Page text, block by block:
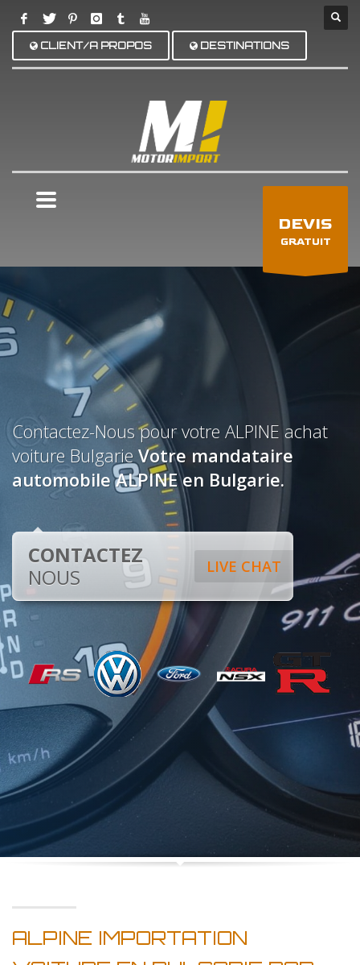
CLIENT/A PROPOS DESTINATIONS
DEVIS
GRATUIT
Contactez-Nous pour votre ALPINE achat
voiture BulgarieVotre mandataire
automobile ALPINE en Bulgarie.
LIVE CHAT
CONTACTEZ
NOUS
ALPINE IMPORTATION